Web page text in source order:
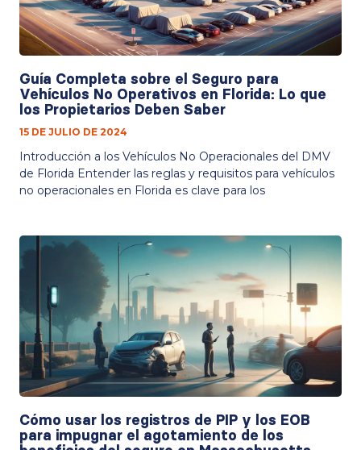
Guía Completa sobre el Seguro para
Vehículos No Operativos en Florida: Lo que
los Propietarios Deben Saber
15 DE JULIO DE 2024
Introducción a los Vehículos No Operacionales del DMV
de Florida Entender las reglas y requisitos para vehículos
no operacionales en Florida es clave para los
Cómo usar los registros de PIP y los EOB
para impugnar el agotamiento de los